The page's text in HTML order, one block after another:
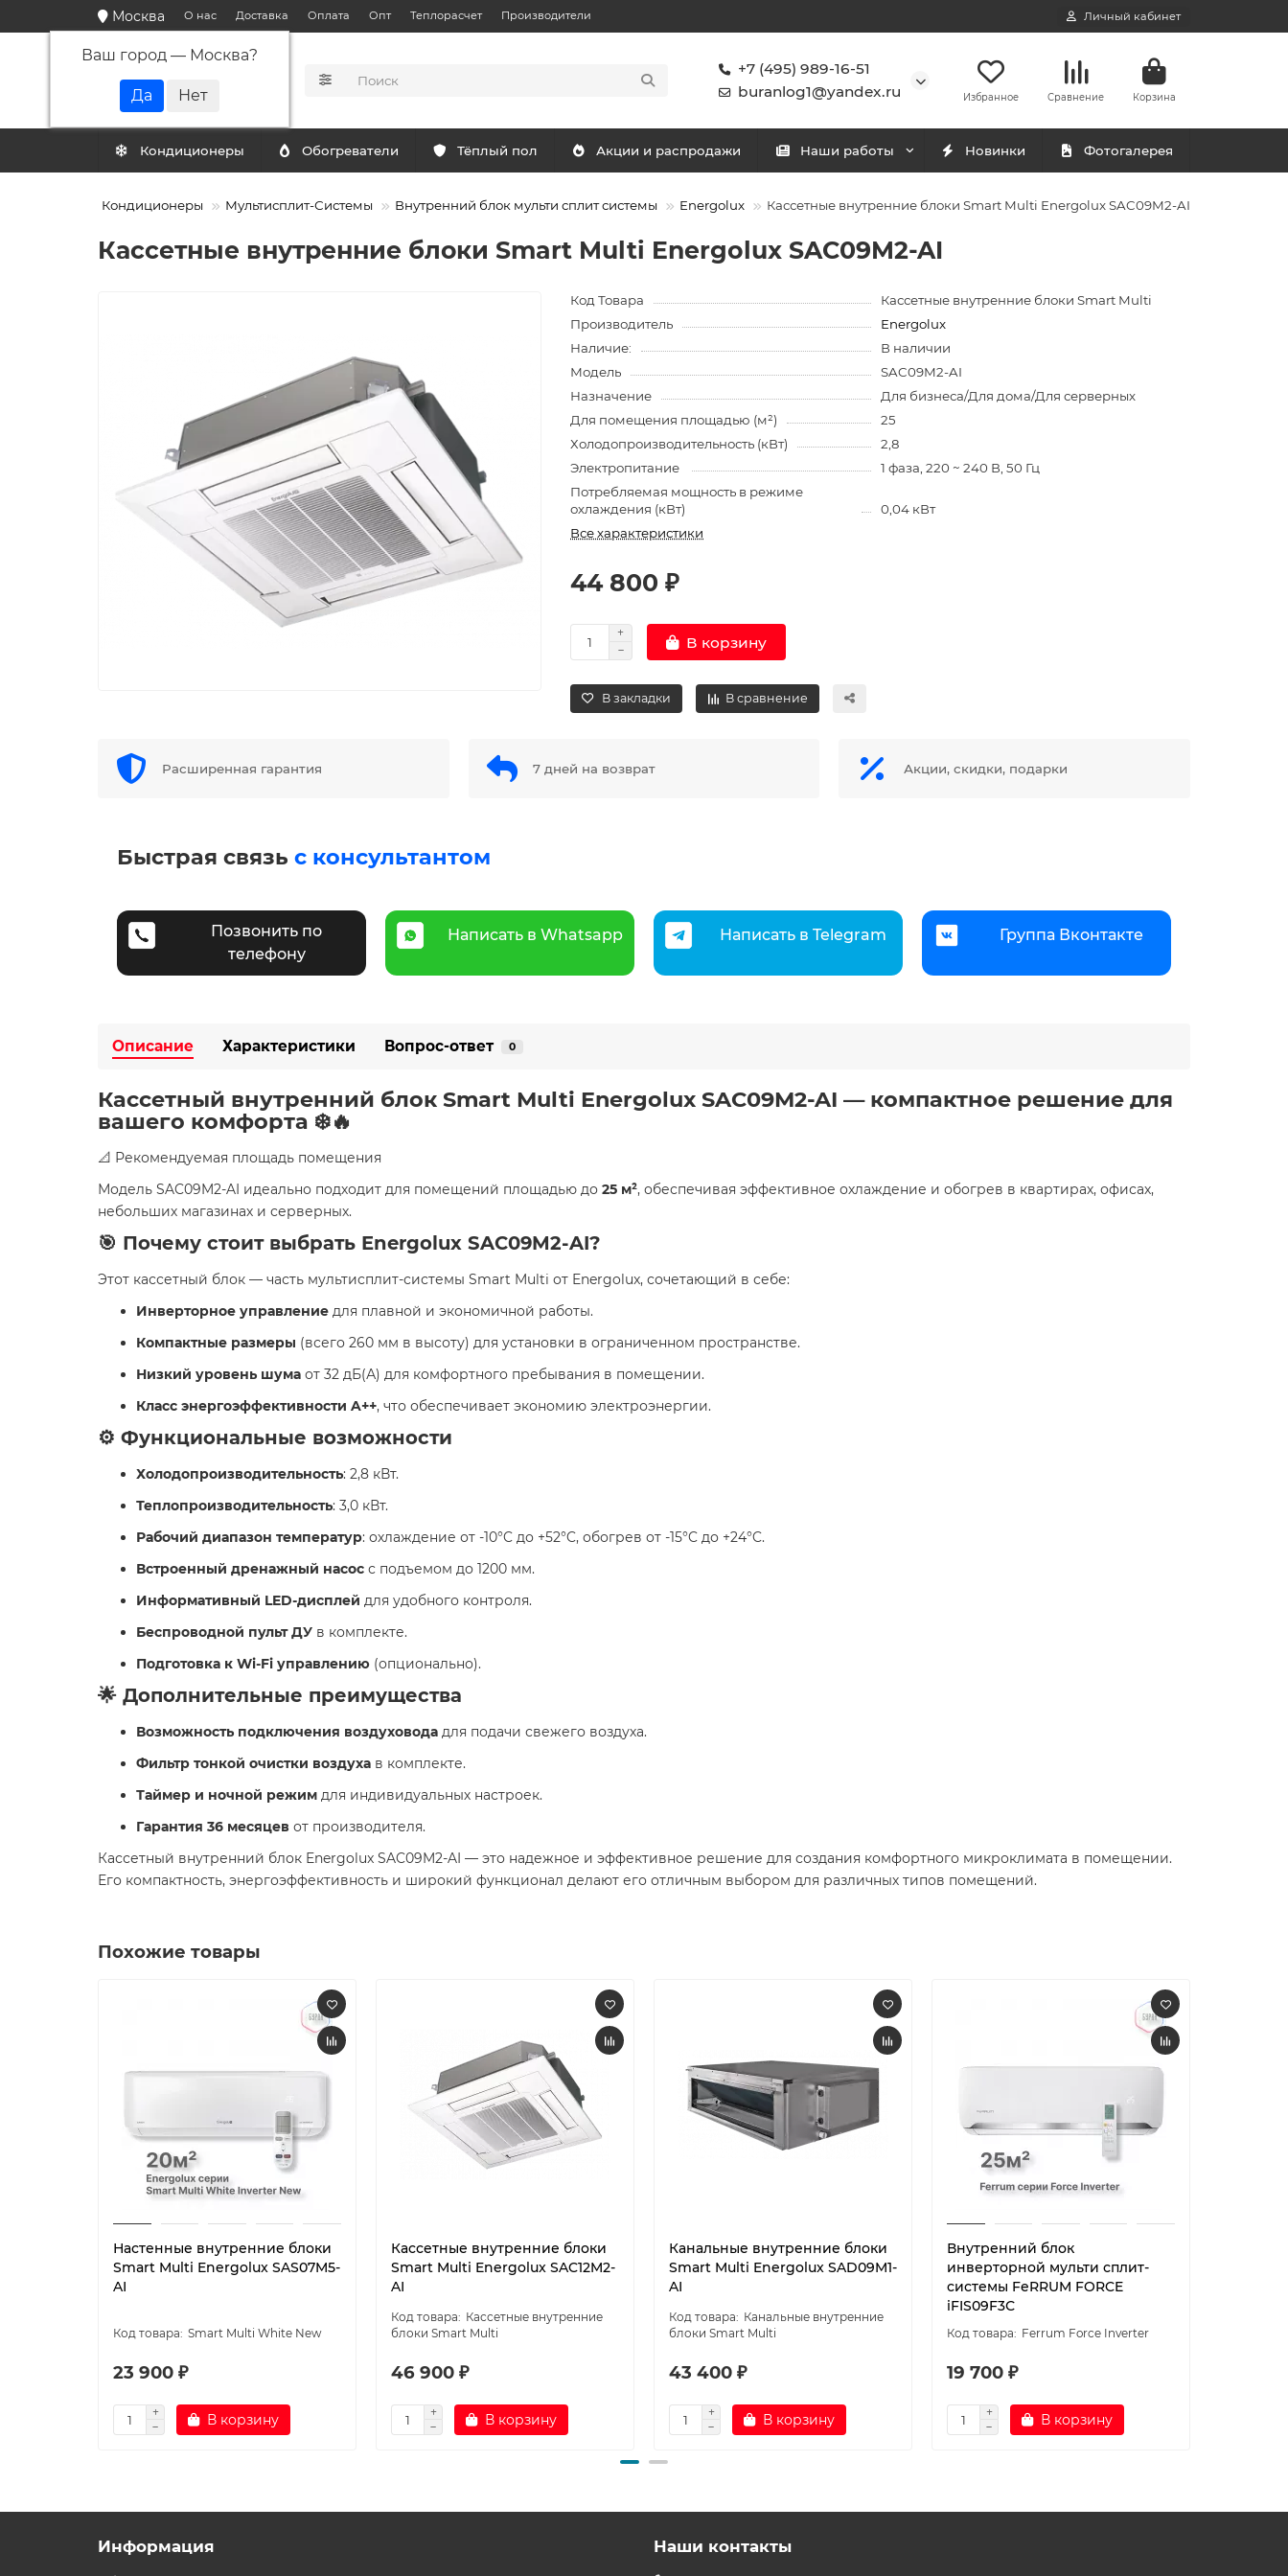
Москва
Ваш город — Москва?
О нас Доставка Оплата Опт Теплорасчет Производители Личный кабинет
+7 (495) 989-16-51
buranlog1@yandex.ru
Избранное Сравнение Корзина
Кондиционеры Обогреватели Тёплый пол Акции и распродажи Наши работы Новинки Фотогалерея
Кондиционеры Мультисплит-Системы Внутренний блок мульти сплит системы Energolux Кассетные внутренние блоки Smart Multi Energolux SAC09M2-AI
Кассетные внутренние блоки Smart Multi Energolux SAC09M2-AI
Код Товара
Кассетные внутренние блоки Smart Multi
Производитель
Energolux
Наличие:
В наличии
Модель
SAC09M2-AI
Назначение
Для бизнеса/Для дома/Для серверных
Для помещения площадью (м²)
25
Холодопроизводительность (кВт)
2,8
Электропитание
1 фаза, 220 ~ 240 В, 50 Гц
Потребляемая мощность в режиме
охлаждения (кВт)
0,04 кВт
Все характеристики
44 800 ₽
В корзину
В закладки В сравнение
Расширенная гарантия 7 дней на возврат Акции, скидки, подарки
Быстрая связь с консультантом
Позвонить по
телефону
Написать в Whatsapp Написать в Telegram Группа Вконтакте
Описание Характеристики Вопрос-ответ 0
Кассетный внутренний блок Smart Multi Energolux SAC09M2-AI — компактное решение для
вашего комфорта ❄️🔥
📐 Рекомендуемая площадь помещения
Модель SAC09M2-AI идеально подходит для помещений площадью до 25 м², обеспечивая эффективное охлаждение и обогрев в квартирах, офисах,
небольших магазинах и серверных.
🎯 Почему стоит выбрать Energolux SAC09M2-AI?
Этот кассетный блок — часть мультисплит-системы Smart Multi от Energolux, сочетающий в себе:
Инверторное управление для плавной и экономичной работы.
Компактные размеры (всего 260 мм в высоту) для установки в ограниченном пространстве.
Низкий уровень шума от 32 дБ(А) для комфортного пребывания в помещении.
Класс энергоэффективности A++, что обеспечивает экономию электроэнергии.
⚙️ Функциональные возможности
Холодопроизводительность: 2,8 кВт.
Теплопроизводительность: 3,0 кВт.
Рабочий диапазон температур: охлаждение от -10°C до +52°C, обогрев от -15°C до +24°C.
Встроенный дренажный насос с подъемом до 1200 мм.
Информативный LED-дисплей для удобного контроля.
Беспроводной пульт ДУ в комплекте.
Подготовка к Wi-Fi управлению (опционально).
🌟 Дополнительные преимущества
Возможность подключения воздуховода для подачи свежего воздуха.
Фильтр тонкой очистки воздуха в комплекте.
Таймер и ночной режим для индивидуальных настроек.
Гарантия 36 месяцев от производителя.
Кассетный внутренний блок Energolux SAC09M2-AI — это надежное и эффективное решение для создания комфортного микроклимата в помещении.
Его компактность, энергоэффективность и широкий функционал делают его отличным выбором для различных типов помещений.
Похожие товары
Настенные внутренние блоки
Smart Multi Energolux SAS07M5-
AI
Smart Multi White New
23 900 ₽
В корзину
Кассетные внутренние блоки
Smart Multi Energolux SAC12M2-
AI
Кассетные внутренние
блоки Smart Multi
46 900 ₽
В корзину
Канальные внутренние блоки
Smart Multi Energolux SAD09M1-
AI
Канальные внутренние
блоки Smart Multi
43 400 ₽
В корзину
Внутренний блок
инверторной мульти сплит-
системы FeRRUM FORCE
iFIS09F3С
Ferrum Force Inverter
19 700 ₽
В корзину
Информация Наши контакты